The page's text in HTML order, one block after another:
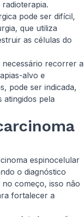
pode ser difícil,
que utiliza
as células do
necessário recorrer a
alvo e
pode ser indicada,
atingidos pela
espinocelular
o diagnóstico
começo, isso não
fortalecer a